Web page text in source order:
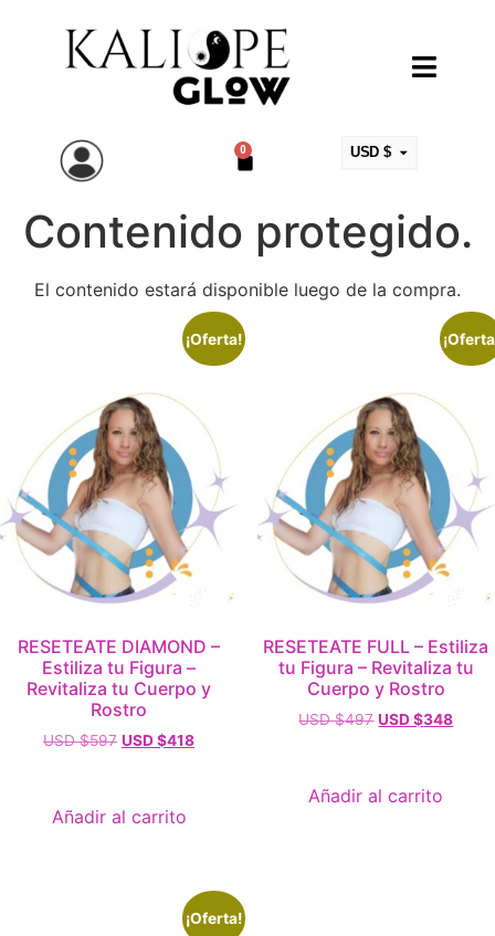
0 USD $
MXN $
COP $
Contenido protegido.
El contenido estará disponible luego de la compra.
¡Oferta!
RESETEATE DIAMOND –
Estiliza tu Figura –
Revitaliza tu Cuerpo y
Rostro
USD $597 USD $418
Añadir al carrito
RESETEATE FULL – Estiliza
tu Figura – Revitaliza tu
Cuerpo y Rostro
USD $497 USD $348
Añadir al carrito
¡Oferta!